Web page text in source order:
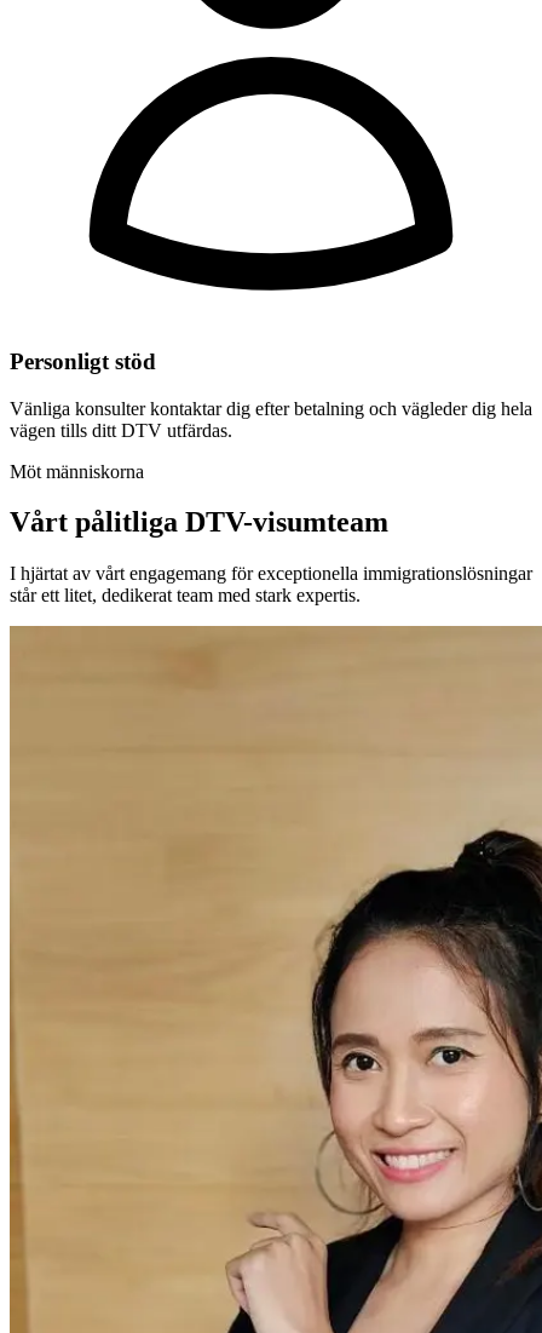
Personligt stöd
Vänliga konsulter kontaktar dig efter betalning och vägleder dig hela
vägen tills ditt DTV utfärdas.
Möt människorna
Vårt pålitliga DTV-visumteam
I hjärtat av vårt engagemang för exceptionella immigrationslösningar
står ett litet, dedikerat team med stark expertis.